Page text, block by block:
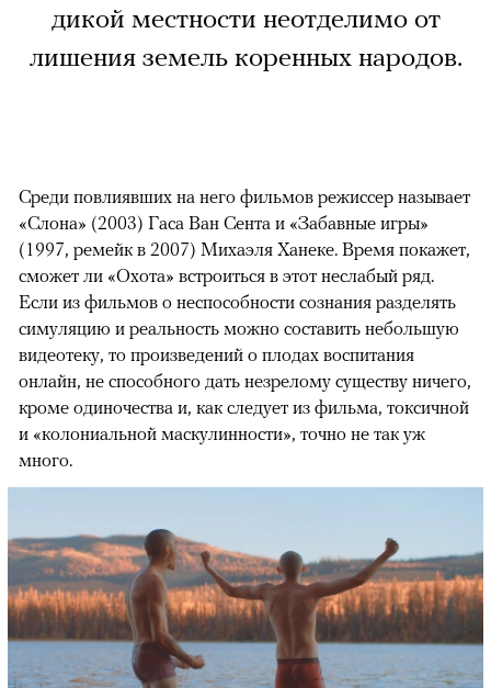
дикой местности неотделимо от
лишения земель коренных народов.
Среди повлиявших на него фильмов режиссер называет
«Слона» (2003) Гаса Ван Сента и «Забавные игры»
(1997, ремейк в 2007) Михаэля Ханеке. Время покажет,
сможет ли «Охота» встроиться в этот неслабый ряд.
Если из фильмов о неспособности сознания разделять
симуляцию и реальность можно составить небольшую
видеотеку, то произведений о плодах воспитания
онлайн, не способного дать незрелому существу ничего,
кроме одиночества и, как следует из фильма, токсичной
и «колониальной маскулинности», точно не так уж
много.